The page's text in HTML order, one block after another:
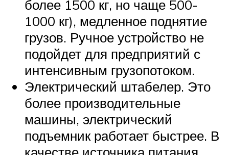
более 1500 кг, но чаще 500-
1000 кг), медленное поднятие
грузов. Ручное устройство не
подойдет для предприятий с
интенсивным грузопотоком.
Электрический штабелер. Это
более производительные
машины, электрический
подъемник работает быстрее. В